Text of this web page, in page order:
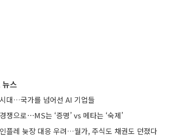
스
시대…국가를 넘어선 AI 기업들
쟁으로⋯MS는 ‘증명’ vs 메타는 ‘숙제’
플레 늦장 대응 우려…월가, 주식도 채권도 던졌다